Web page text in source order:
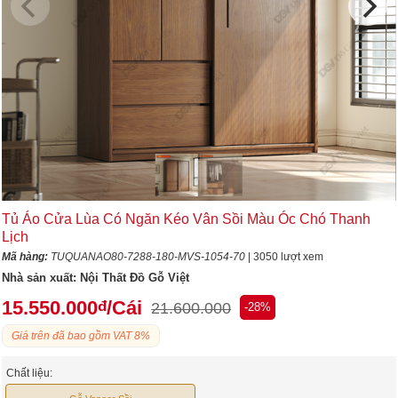
Tủ Áo Cửa Lùa Có Ngăn Kéo Vân Sồi Màu Óc Chó Thanh
Lịch
Mã hàng: TUQUANAO80-7288-180-MVS-1054-70 | 3050 lượt xem
Nhà sản xuất: Nội Thất Đồ Gỗ Việt
15.550.000đ/Cái 21.600.000 -28%
Giá trên đã bao gồm VAT 8%
Chất liệu: